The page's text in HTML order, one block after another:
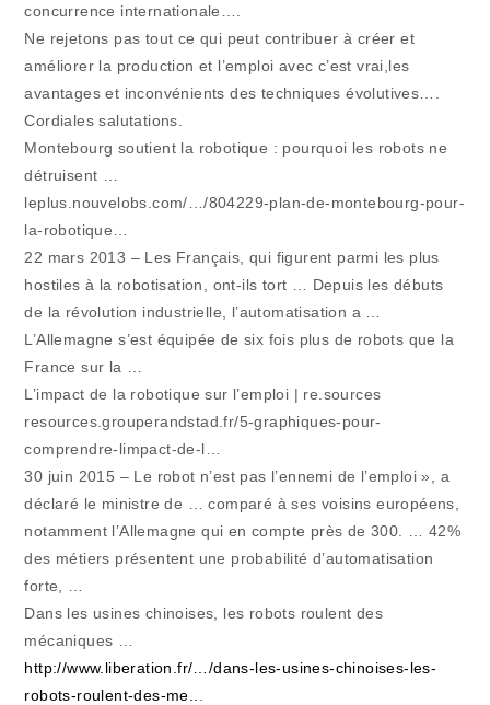
concurrence internationale….
Ne rejetons pas tout ce qui peut contribuer à créer et
améliorer la production et l’emploi avec c’est vrai,les
avantages et inconvénients des techniques évolutives….
Cordiales salutations.
Montebourg soutient la robotique : pourquoi les robots ne
détruisent …
leplus.nouvelobs.com/…/804229-plan-de-montebourg-pour-
la-robotique…
22 mars 2013 – Les Français, qui figurent parmi les plus
hostiles à la robotisation, ont-ils tort … Depuis les débuts
de la révolution industrielle, l’automatisation a …
L’Allemagne s’est équipée de six fois plus de robots que la
France sur la …
L’impact de la robotique sur l’emploi | re.sources
resources.grouperandstad.fr/5-graphiques-pour-
comprendre-limpact-de-l…
30 juin 2015 – Le robot n’est pas l’ennemi de l’emploi », a
déclaré le ministre de … comparé à ses voisins européens,
notamment l’Allemagne qui en compte près de 300. … 42%
des métiers présentent une probabilité d’automatisation
forte, …
Dans les usines chinoises, les robots roulent des
mécaniques …
http://www.liberation.fr/…/dans-les-usines-chinoises-les-
robots-roulent-des-me..